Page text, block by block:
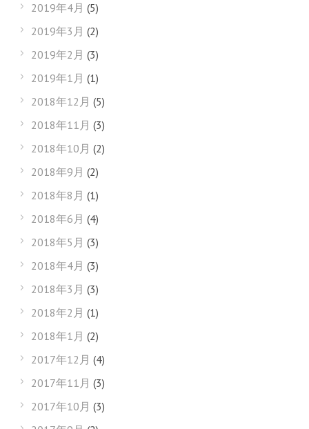
2019年4月 (5)
2019年3月 (2)
2019年2月 (3)
2019年1月 (1)
2018年12月 (5)
2018年11月 (3)
2018年10月 (2)
2018年9月 (2)
2018年8月 (1)
2018年6月 (4)
2018年5月 (3)
2018年4月 (3)
2018年3月 (3)
2018年2月 (1)
2018年1月 (2)
2017年12月 (4)
2017年11月 (3)
2017年10月 (3)